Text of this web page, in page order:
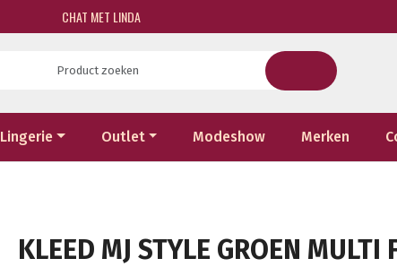
CHAT MET LINDA
Lingerie Outlet Modeshow Merken
KLEED MJ STYLE GROEN MULTI